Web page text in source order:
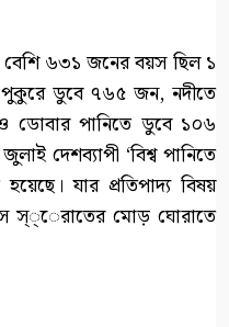
বেশি ৬৩১ জনের বয়স ছিল ১
ডুবে ৭৬৫ জন, নদীতে
ডোবার পানিতে ডুবে ১০৬
দেশব্যাপী ‘বিশ্ব পানিতে
যার প্রতিপাদ্য বিষয়
স্্েরাতের মোড় ঘোরাতে